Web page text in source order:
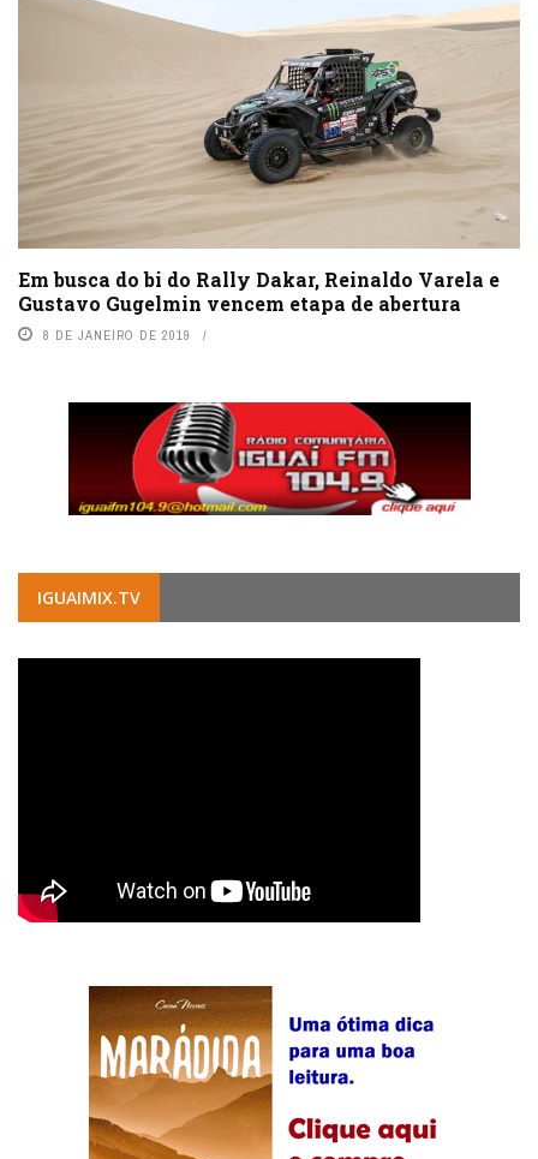
Em busca do bi do Rally Dakar, Reinaldo Varela e
Gustavo Gugelmin vencem etapa de abertura
8 DE JANEIRO DE 2019
IGUAIMIX.TV